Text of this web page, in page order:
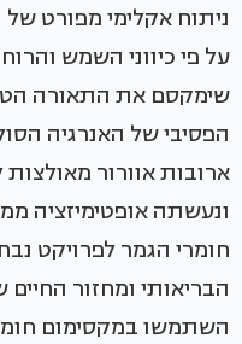
ניתוח אקלימי מפורט
על פי כיווני השמש
שימקסם את התאורה
הפסיבי של האנרגיה
ארובות אוורור
ונעשתה אופטימיזציה
חומרי הגמר לפרויקט
הבריאותי ומחזור
השתמשו במקסימום